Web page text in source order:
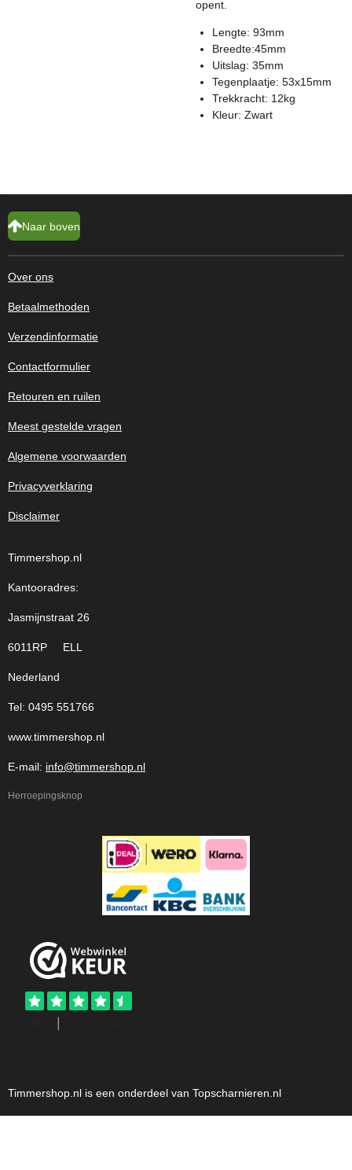
opent.
Lengte: 93mm
Breedte:45mm
Uitslag: 35mm
Tegenplaatje: 53x15mm
Trekkracht: 12kg
Kleur: Zwart
Naar boven
Over ons
Betaalmethoden
Verzendinformatie
Contactformulier
Retouren en ruilen
Meest gestelde vragen
Algemene voorwaarden
Privacyverklaring
Disclaimer
Timmershop.nl
Kantooradres:
Jasmijnstraat 26
6011RP ELL
Nederland
Tel: 0495 551766
www.timmershop.nl
E-mail: info@timmershop.nl
Herroepingsknop
Timmershop.nl is een onderdeel van Topscharnieren.nl